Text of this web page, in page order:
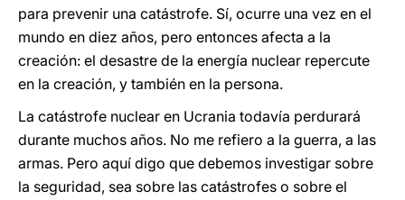
para prevenir una catástrofe. Sí, ocurre una vez en el
mundo en diez años, pero entonces afecta a la
creación: el desastre de la energía nuclear repercute
en la creación, y también en la persona.
La catástrofe nuclear en Ucrania todavía perdurará
durante muchos años. No me refiero a la guerra, a las
armas. Pero aquí digo que debemos investigar sobre
la seguridad, sea sobre las catástrofes o sobre el